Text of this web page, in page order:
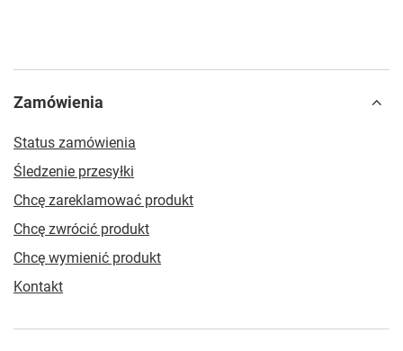
Zamówienia
Status zamówienia
Śledzenie przesyłki
Chcę zareklamować produkt
Chcę zwrócić produkt
Chcę wymienić produkt
Kontakt